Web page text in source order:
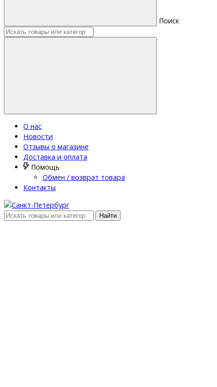
Поиск
О нас
Новости
Отзывы о магазине
Доставка и оплата
Помощь
Обмен / возврат товара
Контакты
Найти